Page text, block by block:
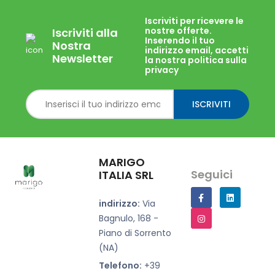
Iscriviti alla
Nostra
Newsletter
Iscriviti per ricevere le
nostre offerte.
Inserendo il tuo
indirizzo email, accetti
la nostra politica sulla
privacy
ISCRIVITI
MARIGO
ITALIA SRL
indirizzo: Via
Bagnulo, 168 -
Piano di Sorrento
(NA)
Telefono: +39
Seguici